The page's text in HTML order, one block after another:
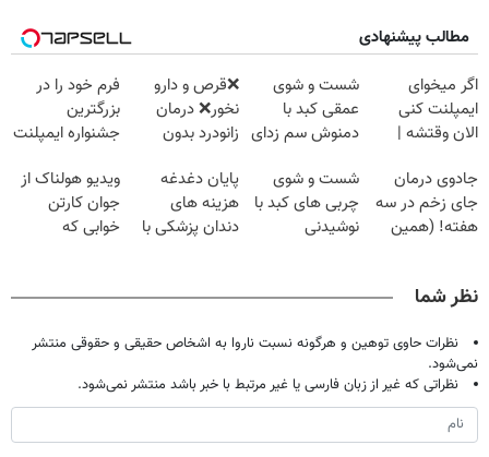
مطالب پیشنهادی
اگر میخوای
ایمپلنت کنی
الان وقتشه |
میلیون تومان!!!
شست و شوی
عمقی کبد با
دمنوش سم زدای
❌قرص‌ و دارو
نخور❌ درمان
زانودرد بدون
فرم خود را در
بزرگترین
جشنواره ایمپلنت
فقط ۲۵ میلیون
جادوی درمان
جای زخم در سه
هفته! (همین
شست و شوی
چربی های کبد با
نوشیدنی
پایان دغدغه
هزینه های
دندان پزشکی با
ویدیو هولناک از
جوان کارتن
خوابی که
نظر شما
نظرات حاوی توهین و هرگونه نسبت ناروا به اشخاص حقیقی و حقوقی منتشر
نمی‌شود.
نظراتی که غیر از زبان فارسی یا غیر مرتبط با خبر باشد منتشر نمی‌شود.